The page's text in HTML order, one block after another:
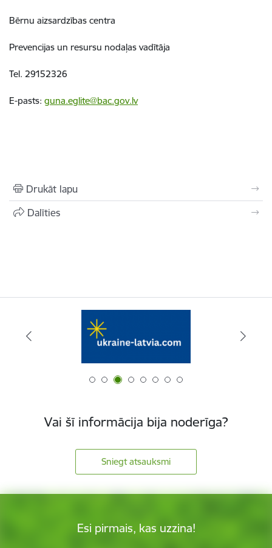
Bērnu aizsardzības centra
Prevencijas un resursu nodaļas vadītāja
Tel. 29152326
E-pasts: guna.eglite@bac.gov.lv
Drukāt lapu
Dalīties
Vai šī informācija bija noderīga?
Sniegt atsauksmi
Esi pirmais, kas uzzina!